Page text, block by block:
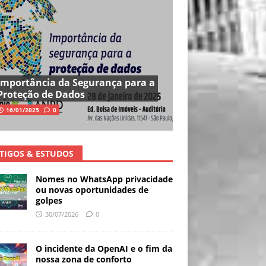
da Segurança para a
de Dados
16/01/2025 0
& ESTUDOS
Nomes no WhatsApp privacidade
ou novas oportunidades de
golpes
30/07/2026 0
O incidente da OpenAI e o fim da
nossa zona de conforto